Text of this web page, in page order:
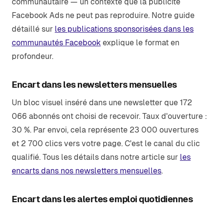
Facebook Ads ne peut pas reproduire. Notre guide
détaillé sur les publications sponsorisées dans les
communautés Facebook explique le format en
profondeur.
Encart dans les newsletters mensuelles
Un bloc visuel inséré dans une newsletter que 172
066 abonnés ont choisi de recevoir. Taux d'ouverture :
30 %. Par envoi, cela représente 23 000 ouvertures
et 2 700 clics vers votre page. C'est le canal du clic
qualifié. Tous les détails dans notre article sur les
encarts dans nos newsletters mensuelles.
Encart dans les alertes emploi quotidiennes